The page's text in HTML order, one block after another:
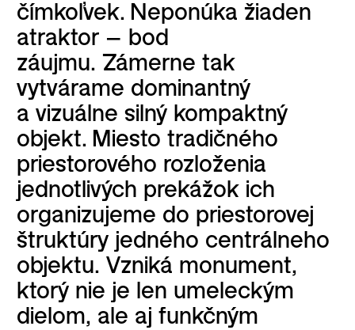
čímkoľvek. Neponúka žiaden
atraktor – bod
záujmu. Zámerne tak
vytvárame dominantný
a vizuálne silný kompaktný
objekt. Miesto tradičného
priestorového rozloženia
jednotlivých prekážok ich
organizujeme do priestorovej
štruktúry jedného centrálneho
objektu. Vzniká monument,
ktorý nie je len umeleckým
dielom, ale aj funkčným